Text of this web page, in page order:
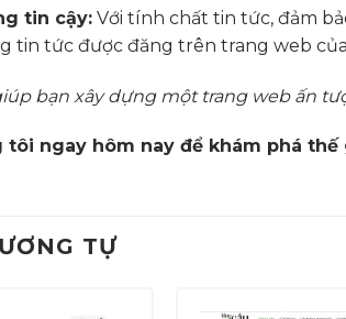
tin cậy:Với tính chất tin tức, đảm
tin tức được đăng trên trang web
bạn xây dựng một trang web ấn
tôi ngay hôm nay để khám phá
TỰ